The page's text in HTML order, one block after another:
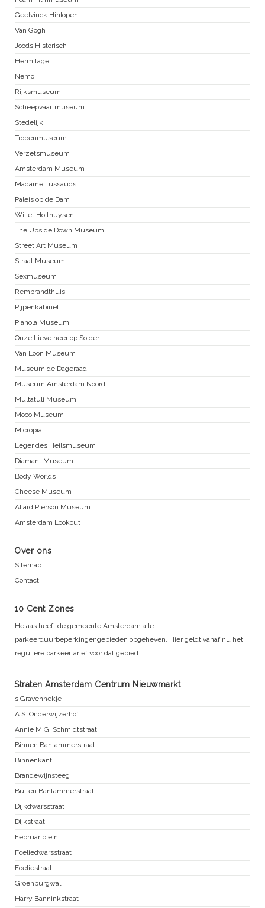
Geelvinck Hinlopen
Van Gogh
Joods Historisch
Hermitage
Nemo
Rijksmuseum
Scheepvaartmuseum
Stedelijk
Tropenmuseum
Verzetsmuseum
Amsterdam Museum
Madame Tussauds
Paleis op de Dam
Willet Holthuysen
The Upside Down Museum
Street Art Museum
Straat Museum
Sexmuseum
Rembrandthuis
Pijpenkabinet
Pianola Museum
Onze Lieve heer op Solder
Van Loon Museum
Museum de Dageraad
Museum Amsterdam Noord
Multatuli Museum
Moco Museum
Micropia
Leger des Heilsmuseum
Diamant Museum
Body Worlds
Cheese Museum
Allard Pierson Museum
Amsterdam Lookout
Over ons
Sitemap
Contact
10 Cent Zones
Helaas heeft de gemeente Amsterdam alle
parkeerduurbeperkingengebieden opgeheven. Hier geldt vanaf nu het
reguliere parkeertarief voor dat gebied.
Straten Amsterdam Centrum Nieuwmarkt
s Gravenhekje
A.S. Onderwijzerhof
Annie M.G. Schmidtstraat
Binnen Bantammerstraat
Binnenkant
Brandewijnsteeg
Buiten Bantammerstraat
Dijkdwarsstraat
Dijkstraat
Februariplein
Foeliedwarsstraat
Foeliestraat
Groenburgwal
Harry Banninkstraat